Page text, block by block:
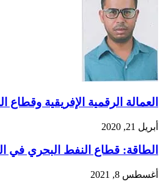
العمالة الرقمية الإفريقية وقطاع
أبريل 21, 2020
الطاقة: قطاع النفط البحري في
أغسطس 8, 2021